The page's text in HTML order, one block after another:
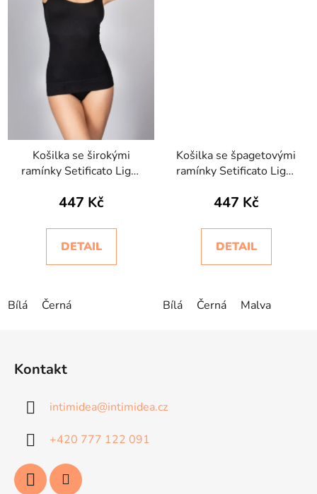
Košilka se širokými
ramínky Setificato Light
447 Kč
DETAIL
Bílá Černá
Košilka se špagetovými
ramínky Setificato Light
447 Kč
DETAIL
Bílá Černá Malva
Kontakt
intimidea@intimidea.cz
+420 777 122 091